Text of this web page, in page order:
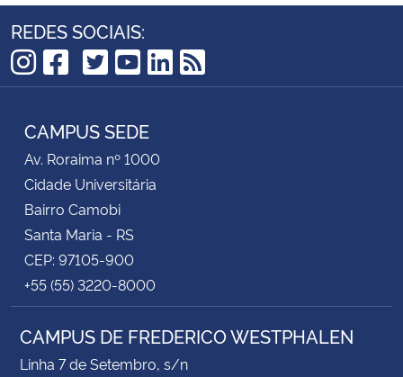
REDES SOCIAIS:
Instagram
Facebook
TikTok
Twitter
YouTube
LinkedIn
RSS
CAMPUS SEDE
Av. Roraima nº 1000
Cidade Universitária
Bairro Camobi
Santa Maria - RS
CEP: 97105-900
+55 (55) 3220-8000
CAMPUS DE FREDERICO WESTPHALEN
Linha 7 de Setembro, s/n